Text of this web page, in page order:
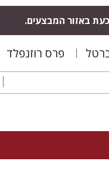
באזור המבצעים.
פרס רוזנפלד